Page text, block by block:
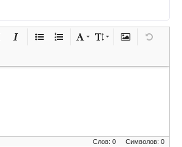
Символов: 0
Слов: 0